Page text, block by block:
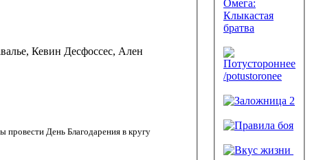
провести День Благодарения в кругу